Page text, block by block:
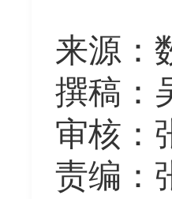
来源 ：
撰稿：
审核：
责编：